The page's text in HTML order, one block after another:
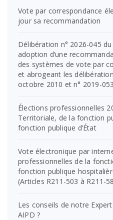
Vote par correspondance
jour sa recommandation
Délibération n° 2026-045
adoption d’une
des systèmes de vote par
et abrogeant les
octobre 2010 et n° 2019-
Élections professionnelles
Territoriale, de la fonction
fonction publique d’État
Vote électronique par
professionnelles de la
fonction publique
(Articles R211-503 à R211-
Les conseils de notre
AIPD ?